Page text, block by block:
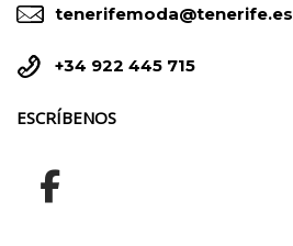

 tenerifemoda@tenerife.es

 +34 922 445 715
ESCRÍBENOS